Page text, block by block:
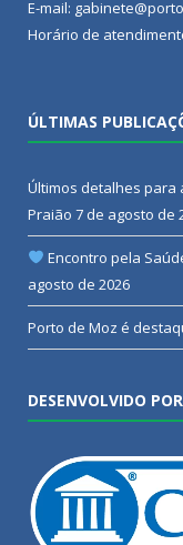
E-mail:
Horário de
ÚLTIMAS
Últimos detalhes para
Praião 7 de agosto de
Encontro pela
agosto de 2026
Porto de Moz é
DESENVOLVIDO